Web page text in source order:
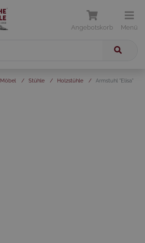
Angebotskorb Menü
Möbel / Stühle / Holzstühle / Armstuhl "Elisa"